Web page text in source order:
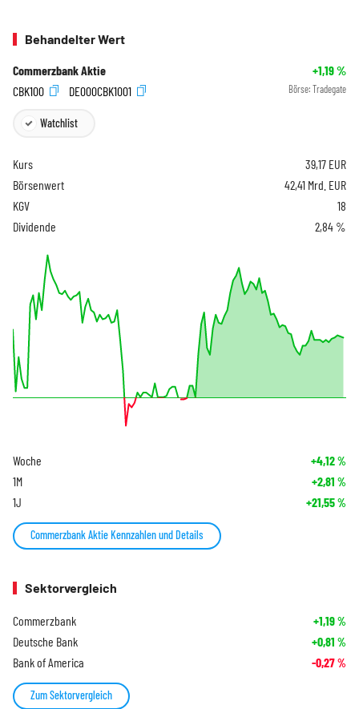
Behandelter Wert
Commerzbank Aktie +1,19%
CBK100
DE000CBK1001 Börse: Tradegate
Watchlist
Kurs 39,17 EUR
Börsenwert
42,41 Mrd. EUR
KGV
18
Dividende
2,84 %
Woche +4,12%
1M +2,81 %
1J +21,55%
Commerzbank Aktie Kennzahlen und Details
Sektorvergleich
Commerzbank +1,19%
Deutsche Bank +0,81 %
Bank of America -0,27%
Zum Sektorvergleich